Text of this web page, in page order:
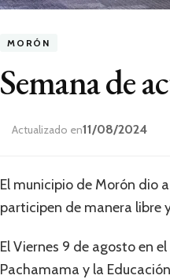
MORÓN
Semana de
Actualizado en11/08/2024
El municipio de Morón dio
participen de manera libre
El Viernes 9 de agosto en
Pachamama y la